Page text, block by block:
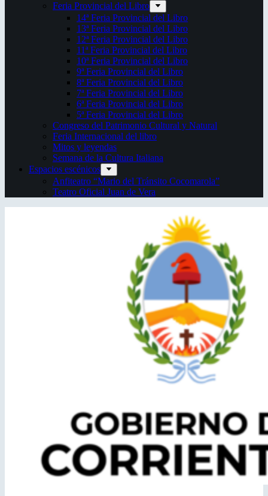
Feria Provincial del Libro
14ª Feria Provincial del Libro
13ª Feria Provincial del Libro
12ª Feria Provincial del Libro
11ª Feria Provincial del Libro
10ª Feria Provincial del Libro
9ª Feria Provincial del Libro
8ª Feria Provincial del Libro
7ª Feria Provincial del Libro
6ª Feria Provincial del Libro
5ª Feria Provincial del Libro
Congreso del Patrimonio Cultural y Natural
Feria Internacional del libro
Mitos y leyendas
Semana de la Cultura Italiana
Espacios escénicos
Anfiteatro “Mario del Tránsito Cocomarola”
Teatro Oficial Juan de Vera